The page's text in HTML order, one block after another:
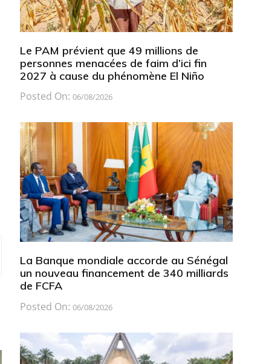
Le PAM prévient que 49 millions de
personnes menacées de faim d’ici fin
2027 à cause du phénomène El Niño
Posted On: 06/08/2026
La Banque mondiale accorde au Sénégal
un nouveau financement de 340 milliards
de FCFA
Posted On: 06/08/2026